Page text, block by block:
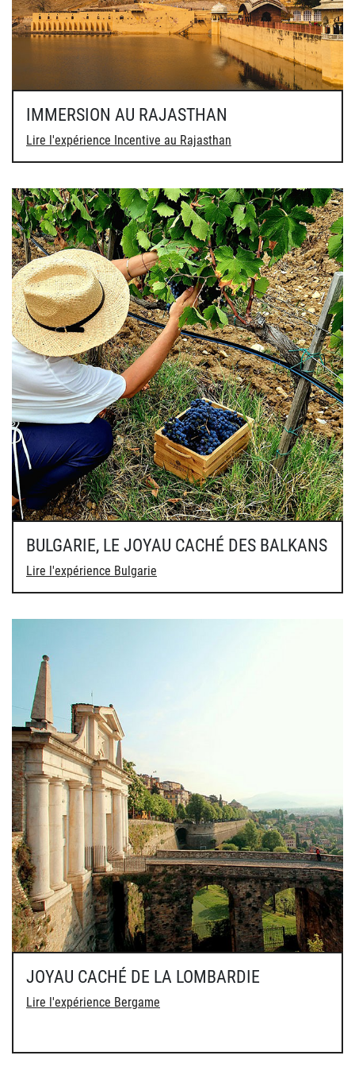
IMMERSION AU RAJASTHAN
Lire l'expérience Incentive au Rajasthan
BULGARIE, LE JOYAU CACHÉ DES BALKANS
Lire l'expérience Bulgarie
JOYAU CACHÉ DE LA LOMBARDIE
Lire l'expérience Bergame